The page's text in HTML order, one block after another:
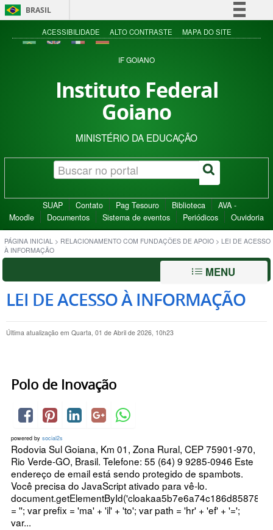
BRASIL
Simplifique!
Acesso à informação
ACESSIBILIDADE ALTO CONTRASTE MAPA DO SITE
IF GOIANO
Instituto Federal
Goiano
MINISTÉRIO DA EDUCAÇÃO
SUAP Contato Pag Tesouro Biblioteca
AVA -
Moodle
Documentos Sistema de eventos Periódicos Ouvidoria
PÁGINA INICIAL > RELACIONAMENTO COM FUNDAÇÕES DE APOIO > LEI DE ACESSO
À INFORMAÇÃO
MENU
LEI DE ACESSO À INFORMAÇÃO
Última atualização em Quarta, 01 de Abril de 2026, 10h23
Polo de Inovação
powered by social2s
Rodovia Sul Goiana, Km 01, Zona Rural, CEP 75901-970,
Rio Verde-GO, Brasil. Telefone: 55 (64) 9 9285-0946 Este
endereço de email está sendo protegido de spambots.
Você precisa do JavaScript ativado para vê-lo.
= ''; var prefix = 'ma' + 'il' + 'to'; var path = 'hr' + 'ef' + '=';
var...